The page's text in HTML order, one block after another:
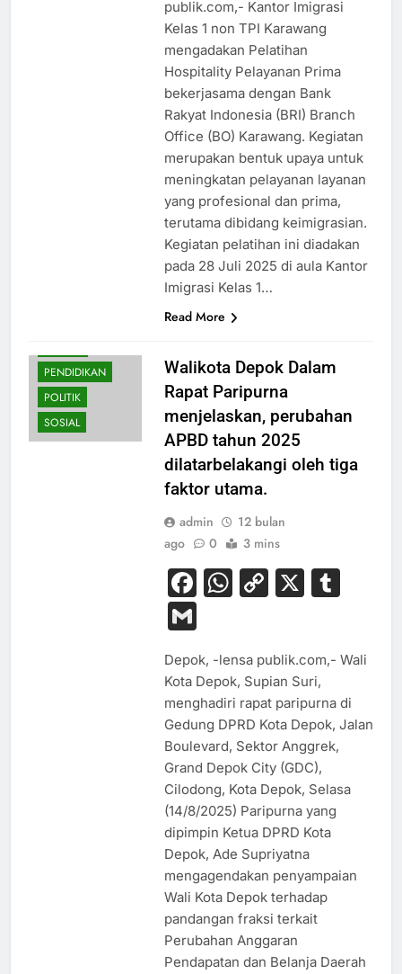
publik.com,- Kantor Imigrasi
Kelas 1 non TPI Karawang
mengadakan Pelatihan
Hospitality Pelayanan Prima
bekerjasama dengan Bank
Rakyat Indonesia (BRI) Branch
Office (BO) Karawang. Kegiatan
merupakan bentuk upaya untuk
meningkatan pelayanan layanan
yang profesional dan prima,
terutama dibidang keimigrasian.
Kegiatan pelatihan ini diadakan
pada 28 Juli 2025 di aula Kantor
Imigrasi Kelas 1…
Read More
PENDIDIKAN
POLITIK
SOSIAL
Walikota Depok Dalam
Rapat Paripurna
menjelaskan, perubahan
APBD tahun 2025
dilatarbelakangi oleh tiga
faktor utama.
admin
12 bulan
ago
0 3 mins
Facebook
WhatsApp
Copy
X
Gmail
Depok, -lensa publik.com,- Wali
Kota Depok, Supian Suri,
menghadiri rapat paripurna di
Gedung DPRD Kota Depok, Jalan
Boulevard, Sektor Anggrek,
Grand Depok City (GDC),
Cilodong, Kota Depok, Selasa
(14/8/2025) Paripurna yang
dipimpin Ketua DPRD Kota
Depok, Ade Supriyatna
mengagendakan penyampaian
Wali Kota Depok terhadap
pandangan fraksi terkait
Perubahan Anggaran
Pendapatan dan Belanja Daerah